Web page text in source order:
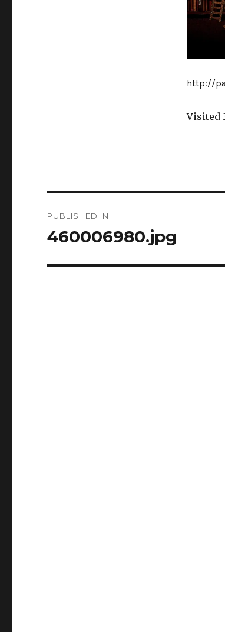
http://
Visited
pos
PUBLISHED IN
460006980.jpg